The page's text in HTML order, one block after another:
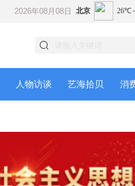
2026年08月08日
人物访谈 艺海拾贝 消